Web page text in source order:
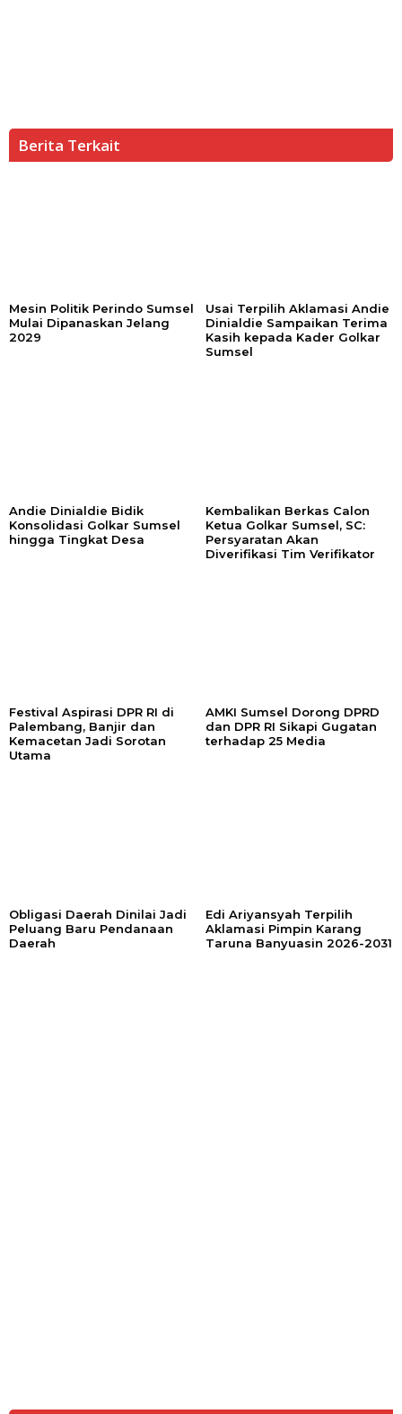
Berita Terkait
Mesin Politik Perindo Sumsel
Mulai Dipanaskan Jelang
2029
Usai Terpilih Aklamasi Andie
Dinialdie Sampaikan Terima
Kasih kepada Kader Golkar
Sumsel
Andie Dinialdie Bidik
Konsolidasi Golkar Sumsel
hingga Tingkat Desa
Kembalikan Berkas Calon
Ketua Golkar Sumsel, SC:
Persyaratan Akan
Diverifikasi Tim Verifikator
Festival Aspirasi DPR RI di
Palembang, Banjir dan
Kemacetan Jadi Sorotan
Utama
AMKI Sumsel Dorong DPRD
dan DPR RI Sikapi Gugatan
terhadap 25 Media
Obligasi Daerah Dinilai Jadi
Peluang Baru Pendanaan
Daerah
Edi Ariyansyah Terpilih
Aklamasi Pimpin Karang
Taruna Banyuasin 2026-2031